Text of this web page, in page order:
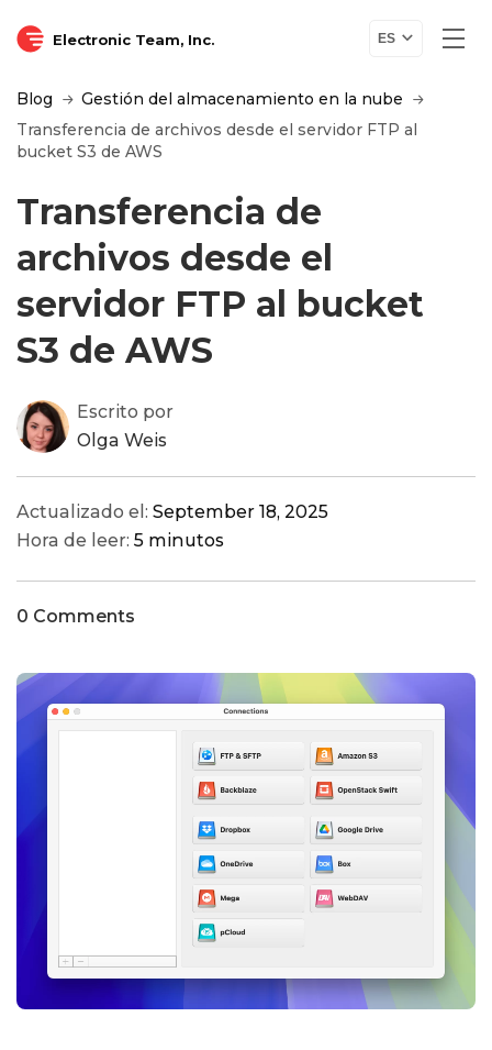
Electronic Team, Inc. ES
Blog
Gestión del almacenamiento en la nube
Transferencia de archivos desde el servidor FTP al
bucket S3 de AWS
Transferencia de
archivos desde el
servidor FTP al bucket
S3 de AWS
Escrito por
Olga Weis
Actualizado el: September 18, 2025
Hora de leer: 5 minutos
0 Comments